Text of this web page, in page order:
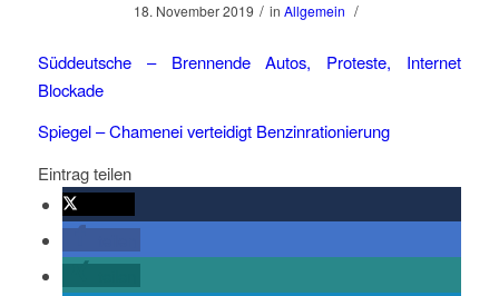
18. November 2019 / inAllgemein /
Süddeutsche – Brennende Autos, Proteste, Internet
Blockade
Spiegel –Chamenei verteidigt Benzinrationierung
Eintrag teilen